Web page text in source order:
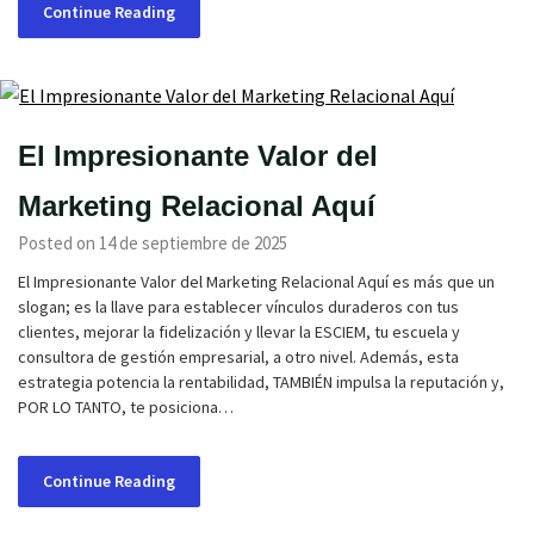
Continue Reading
El Impresionante Valor del
Marketing Relacional Aquí
Posted on 14 de septiembre de 2025
El Impresionante Valor del Marketing Relacional Aquí es más que un
slogan; es la llave para establecer vínculos duraderos con tus
clientes, mejorar la fidelización y llevar la ESCIEM, tu escuela y
consultora de gestión empresarial, a otro nivel. Además, esta
estrategia potencia la rentabilidad, TAMBIÉN impulsa la reputación y,
POR LO TANTO, te posiciona…
Continue Reading